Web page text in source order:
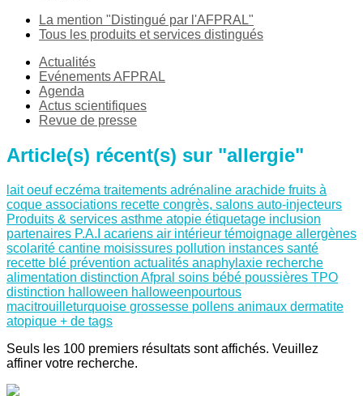
La mention "Distingué par l'AFPRAL"
Tous les produits et services distingués
Actualités
Evénements AFPRAL
Agenda
Actus scientifiques
Revue de presse
Article(s) récent(s) sur "allergie"
laitoeufeczéma traitements adrénaline arachide fruits à
coque associations recette congrès, salons auto-injecteurs
Produits & services asthme atopie étiquetage inclusion
partenaires P.A.I acariens air intérieur témoignage allergènes
scolarité cantine moisissures pollution instances santé
recette blé prévention actualités anaphylaxie recherche
alimentation distinction Afpral soins bébé poussières TPO
distinction halloween halloweenpourtous
macitrouilleturquoise grossesse pollens animaux dermatite
atopique + de tags
Seuls les 100 premiers résultats sont affichés. Veuillez
affiner votre recherche.